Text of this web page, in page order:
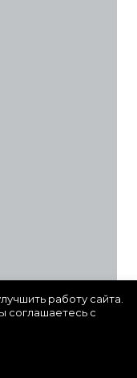
работу сайта.
соглашаетесь с